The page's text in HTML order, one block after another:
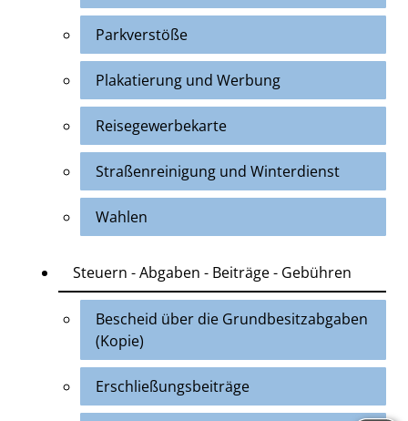
Parkverstöße
Plakatierung und Werbung
Reisegewerbekarte
Straßenreinigung und Winterdienst
Wahlen
Steuern - Abgaben - Beiträge - Gebühren
Bescheid über die Grundbesitzabgaben
(Kopie)
Erschließungsbeiträge